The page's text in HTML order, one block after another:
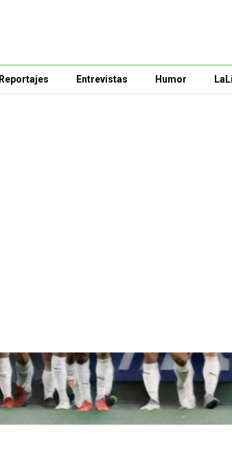
Reportajes Entrevistas Humor